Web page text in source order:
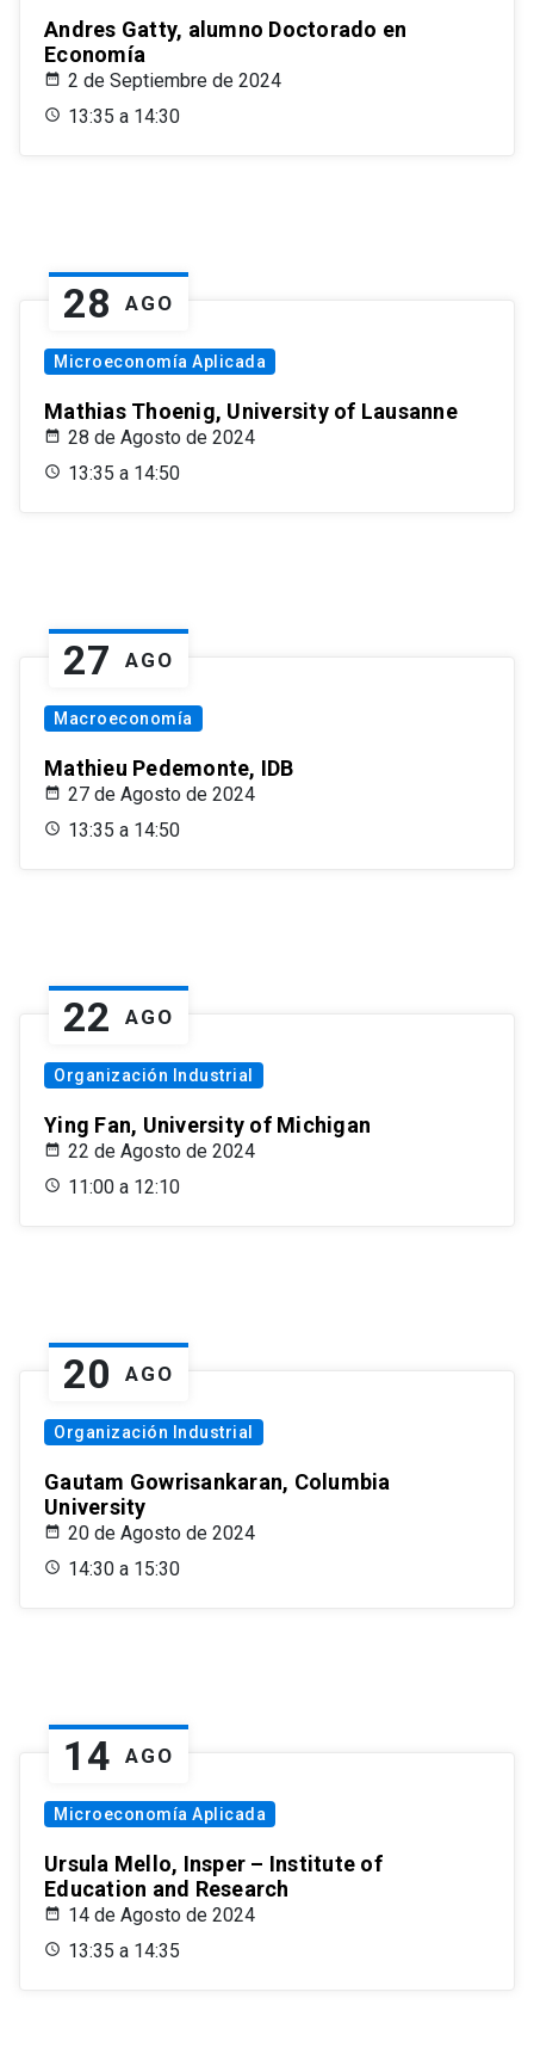
Andres Gatty, alumno Doctorado en
Economía
2 de Septiembre de 2024
13:35 a 14:30
28 AGO
Microeconomía Aplicada
Mathias Thoenig, University of Lausanne
28 de Agosto de 2024
13:35 a 14:50
27 AGO
Macroeconomía
Mathieu Pedemonte, IDB
27 de Agosto de 2024
13:35 a 14:50
22 AGO
Organización Industrial
Ying Fan, University of Michigan
22 de Agosto de 2024
11:00 a 12:10
20 AGO
Organización Industrial
Gautam Gowrisankaran, Columbia
University
20 de Agosto de 2024
14:30 a 15:30
14 AGO
Microeconomía Aplicada
Ursula Mello, Insper – Institute of
Education and Research
14 de Agosto de 2024
13:35 a 14:35